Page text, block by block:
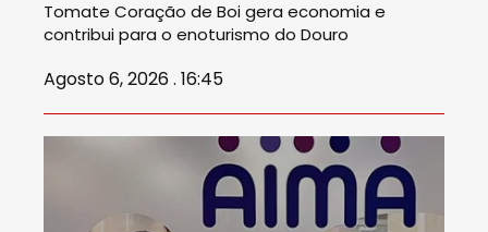
Tomate Coração de Boi gera economia e
contribui para o enoturismo do Douro
Agosto 6, 2026 . 16:45